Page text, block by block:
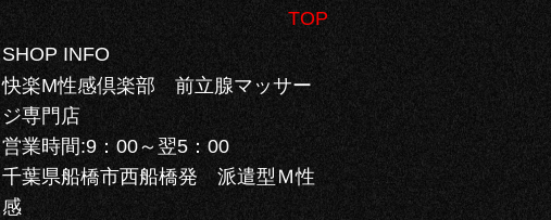
TOP
SHOP INFO
快楽M性感倶楽部 前立腺マッサー
ジ専門店
営業時間:9：00～翌5：00
千葉県船橋市西船橋発 派遣型Ｍ性
感